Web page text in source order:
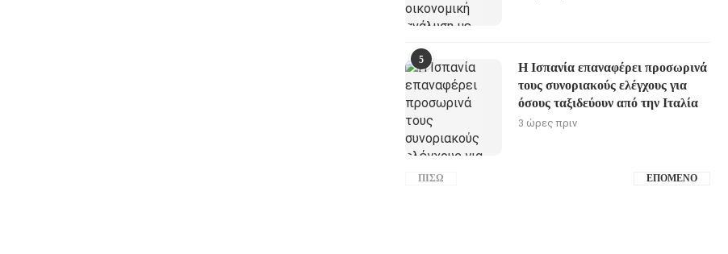
5
Η Ισπανία επαναφέρει προσωρινά
τους συνοριακούς ελέγχους για
όσους ταξιδεύουν από την Ιταλία
3 ώρες πριν
ΠΊΣΩ ΕΠΌΜΕΝΟ